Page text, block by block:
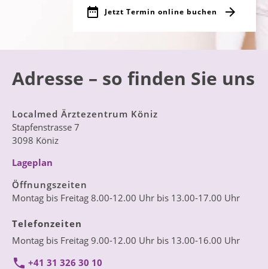
Jetzt Termin online buchen
Adresse – so finden Sie uns
Localmed Ärztezentrum Köniz
Stapfenstrasse 7
3098 Köniz
Lageplan
Öffnungszeiten
Montag bis Freitag 8.00-12.00 Uhr bis 13.00-17.00 Uhr
Telefonzeiten
Montag bis Freitag 9.00-12.00 Uhr bis 13.00-16.00 Uhr
+41 31 326 30 10